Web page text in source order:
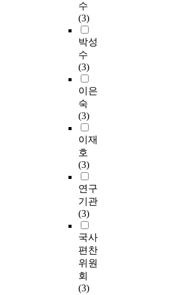
수
(3)
박성
수
(3)
이은
숙
(3)
이재
호
(3)
연구
기관
(3)
국사
편찬
위원
회
(3)